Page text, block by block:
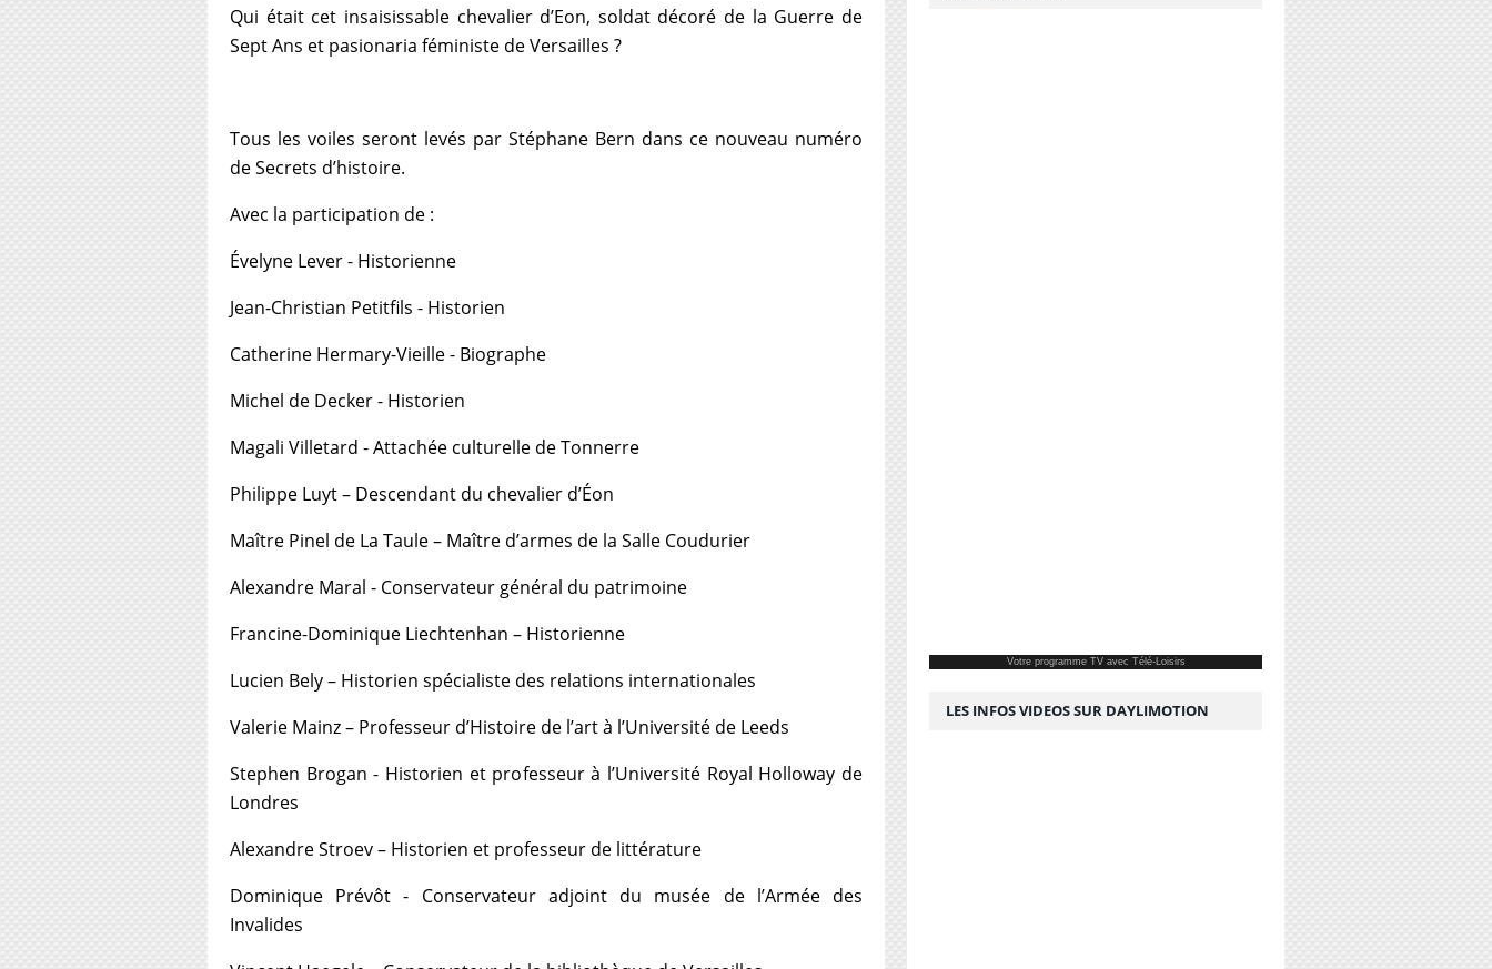
Qui était cet insaisissable chevalier d’Eon, soldat décoré de la Guerre de
Sept Ans et pasionaria féministe de Versailles ?
Tous les voiles seront levés par Stéphane Bern dans ce nouveau numéro
de Secrets d’histoire.
Avec la participation de :
Évelyne Lever - Historienne
Jean-Christian Petitfils - Historien
Catherine Hermary-Vieille - Biographe
Michel de Decker - Historien
Magali Villetard - Attachée culturelle de Tonnerre
Philippe Luyt – Descendant du chevalier d’Éon
Maître Pinel de La Taule – Maître d’armes de la Salle Coudurier
Alexandre Maral - Conservateur général du patrimoine
Francine-Dominique Liechtenhan – Historienne
Lucien Bely – Historien spécialiste des relations internationales
Valerie Mainz – Professeur d’Histoire de l’art à l’Université de Leeds
Stephen Brogan - Historien et professeur à l’Université Royal Holloway de
Londres
Alexandre Stroev – Historien et professeur de littérature
Dominique Prévôt - Conservateur adjoint du musée de l’Armée des
Invalides
Votre programme TVavec Télé-Loisirs
LES INFOS VIDEOS SUR DAYLIMOTION